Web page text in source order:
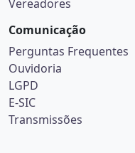
Vereadores
Comunicação
Perguntas Frequentes
Ouvidoria
LGPD
E-SIC
Transmissões